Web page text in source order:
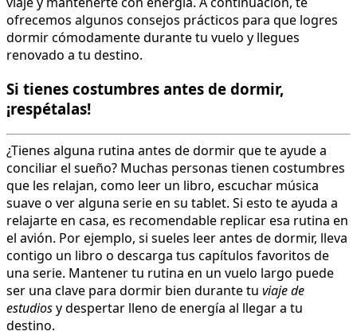
ofrecemos algunos consejos prácticos para que logres
dormir cómodamente durante tu vuelo y llegues
renovado a tu destino.
Si tienes costumbres antes de dormir,
¡respétalas!
¿Tienes alguna rutina antes de dormir que te ayude a
conciliar el sueño? Muchas personas tienen costumbres
que les relajan, como leer un libro, escuchar música
suave o ver alguna serie en su tablet. Si esto te ayuda a
relajarte en casa, es recomendable replicar esa rutina en
el avión. Por ejemplo, si sueles leer antes de dormir, lleva
contigo un libro o descarga tus capítulos favoritos de
una serie. Mantener tu rutina en un vuelo largo puede
ser una clave para dormir bien durante tu viaje de
estudiosy despertar lleno de energía al llegar a tu
destino.